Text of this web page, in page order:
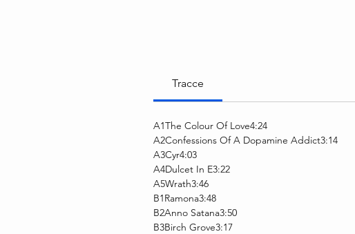
Tracce
A1The Colour Of Love4:24
A2Confessions Of A Dopamine Addict3:14
A3Cyr4:03
A4Dulcet In E3:22
A5Wrath3:46
B1Ramona3:48
B2Anno Satana3:50
B3Birch Grove3:17